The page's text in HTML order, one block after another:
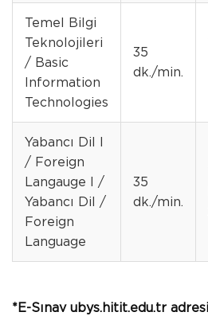
Temel Bilgi
Teknolojileri
/ Basic
Information
Technologies
35
dk./min.
Yabancı Dil I
/ Foreign
Langauge I /
Yabancı Dil /
Foreign
Language
35
dk./min.
*E-Sınav ubys.hitit.edu.tr